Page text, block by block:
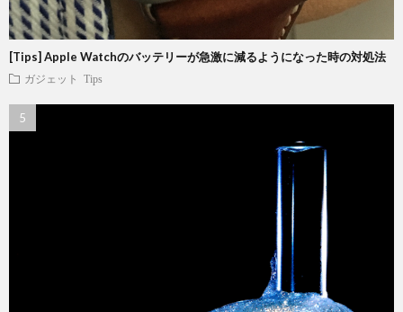
[Tips] Apple Watchのバッテリーが急激に減るようになった時の対処法
ガジェット Tips